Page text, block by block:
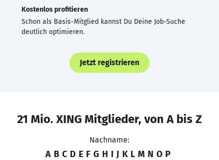
Kostenlos profitieren
Schon als Basis-Mitglied kannst Du Deine Job-Suche
deutlich optimieren.
Jetzt registrieren
21 Mio. XING Mitglieder, von A bis Z
Nachname:
A B C D E F G H I J K L M N O P